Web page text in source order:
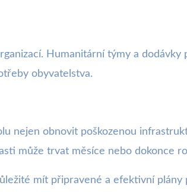
Humanitární týmy a dodávky
obyvatelstva.
nejen obnovit poškozenou
může trvat měsíce nebo dokonce
mít připravené a efektivní plány